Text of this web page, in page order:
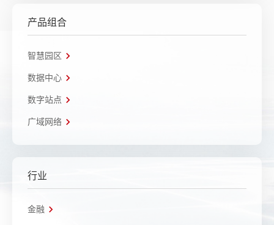
产品组合
智慧园区
数据中心
数字站点
广域网络
行业
金融